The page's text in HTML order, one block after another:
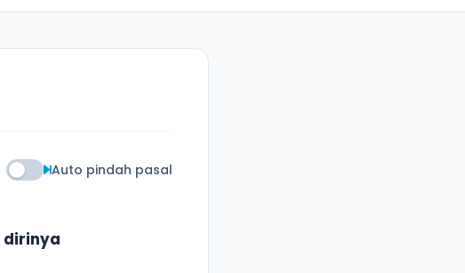
Auto pindah pasal
dirinya